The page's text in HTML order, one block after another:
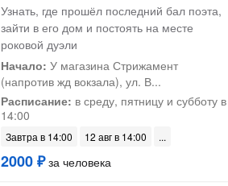
Узнать, где прошёл последний бал поэта,
зайти в его дом и постоять на месте
роковой дуэли
Начало: У магазина Стрижамент
(напротив жд вокзала), ул. В...
Расписание: в среду, пятницу и субботу в
14:00
Завтра в 14:00 12 авг в 14:00
2000 ₽за человека